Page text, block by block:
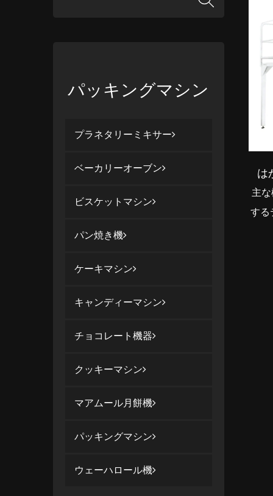
パッキングマシン
プラネタリーミキサー
ベーカリーオーブン
ビスケットマシン
パン焼き機
ケーキマシン
キャンディーマシン
チョコレート機器
クッキーマシン
マアムール月餅機
パッキングマシン
ウェーハロール機
は
主
する